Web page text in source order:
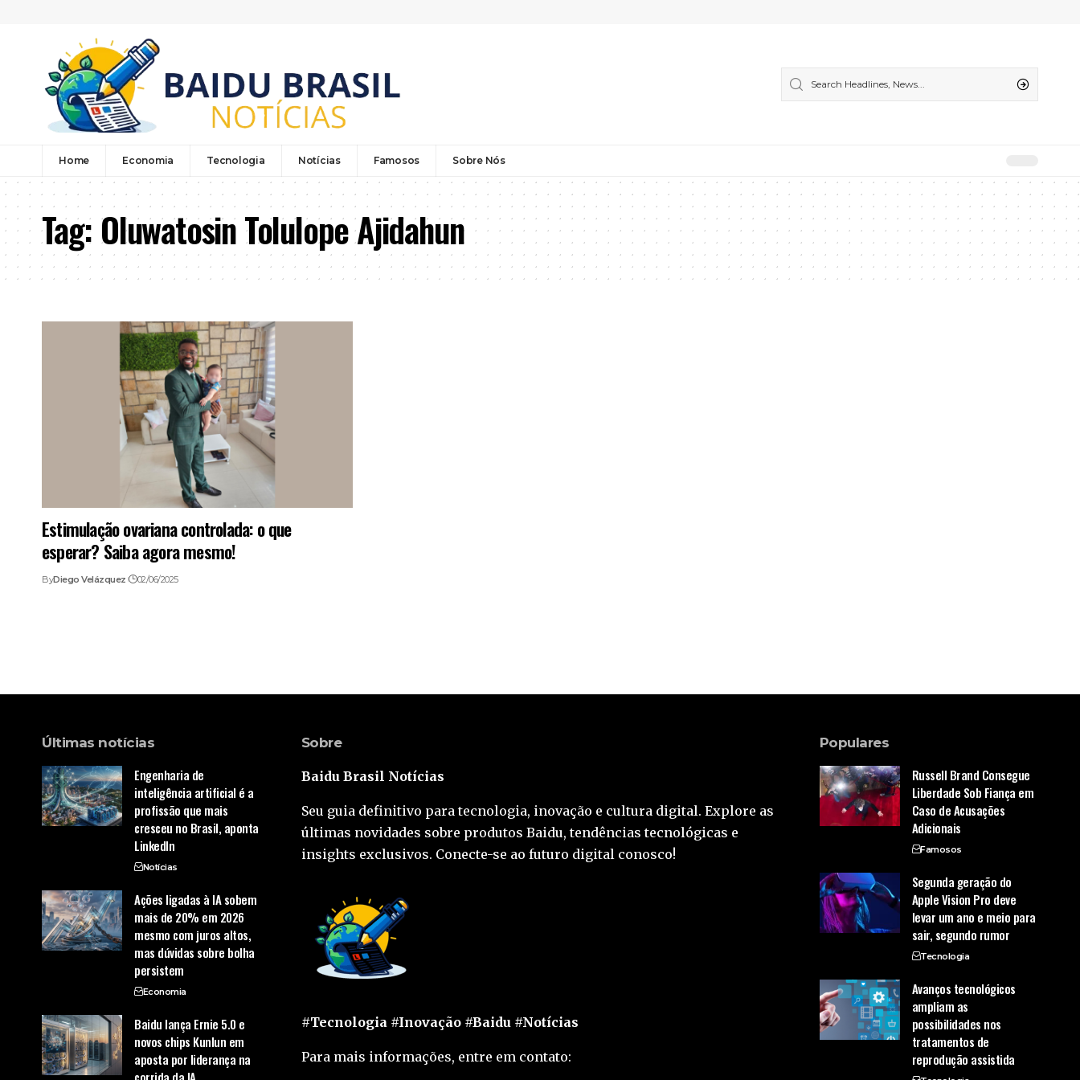
Home Economia Tecnologia Notícias Famosos Sobre Nós
Tag:Oluwatosin Tolulope Ajidahun
Estimulação ovariana controlada: o que
esperar? Saiba agora mesmo!
ByDiego Velázquez 02/06/2025
Últimas notícias
Engenharia de
inteligência artificial é a
profissão que mais
cresceu no Brasil, aponta
LinkedIn
Notícias
Ações ligadas à IA sobem
mais de 20% em 2026
mesmo com juros altos,
mas dúvidas sobre bolha
persistem
Economia
Baidu lança Ernie 5.0 e
novos chips Kunlun em
aposta por liderança na
Sobre
Baidu Brasil Notícias
Seu guia definitivo para tecnologia, inovação e cultura digital. Explore as
últimas novidades sobre produtos Baidu, tendências tecnológicas e
insights exclusivos. Conecte-se ao futuro digital conosco!
#Tecnologia #Inovação #Baidu #Notícias
Para mais informações, entre em contato:
Populares
Russell Brand Consegue
Liberdade Sob Fiança em
Caso de Acusações
Adicionais
Famosos
Segunda geração do
Apple Vision Pro deve
levar um ano e meio para
sair, segundo rumor
Tecnologia
Avanços tecnológicos
ampliam as
possibilidades nos
tratamentos de
reprodução assistida